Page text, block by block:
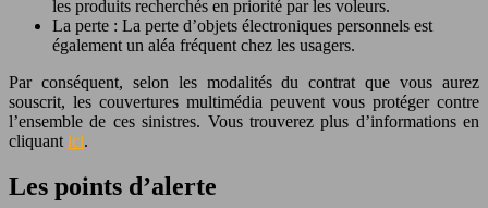
les produits recherchés en priorité par les voleurs.
La perte : La perte d’objets électroniques personnels est
également un aléa fréquent chez les usagers.
Par conséquent, selon les modalités du contrat que vous aurez
souscrit, les couvertures multimédia peuvent vous protéger contre
l’ensemble de ces sinistres. Vous trouverez plus d’informations en
cliquant ici.
Les points d’alerte